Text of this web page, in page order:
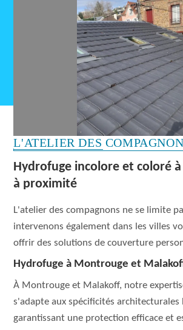
L'ATELIER DES
Hydrofuge incolore et coloré
à proximité
L'atelier des compagnons ne se limite
intervenons également dans les villes
offrir des solutions de couverture
Hydrofuge à Montrouge et
À Montrouge et Malakoff, notre
s'adapte aux spécificités architecturales
garantissant une protection efficace et